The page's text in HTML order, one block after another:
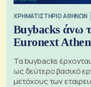
XΡΗΜΑΤΙΣΤΗΡΙΟ ΑΘΗΝΩΝ
Buybacks άνω
Euronext
Τα buybacks
ως δεύτερο βασικό
μετόχους των